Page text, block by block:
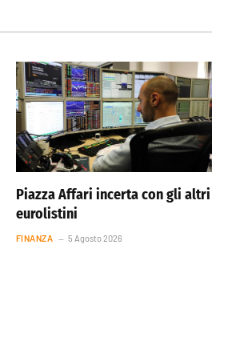
Piazza Affari incerta con gli altri
eurolistini
FINANZA 5 Agosto 2026